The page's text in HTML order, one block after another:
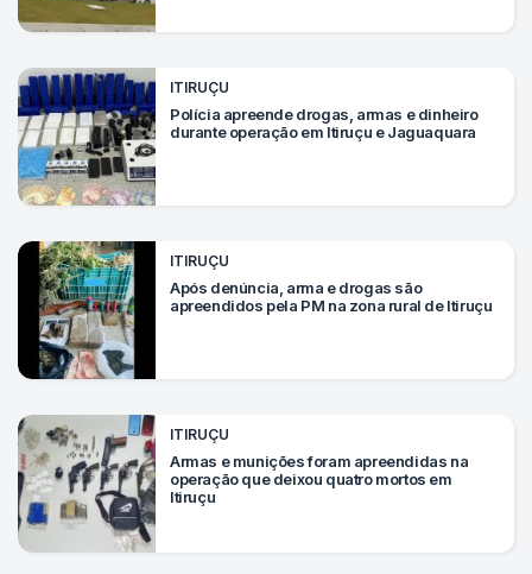
Brasil
Mundo
SIGA-
NOS
NAS
REDES
ITIRUÇU
Polícia apreende drogas, armas e dinheiro
durante operação em Itiruçu e Jaguaquara
ITIRUÇU
Após denúncia, arma e drogas são
apreendidos pela PM na zona rural de Itiruçu
ITIRUÇU
Armas e munições foram apreendidas na
operação que deixou quatro mortos em
Itiruçu